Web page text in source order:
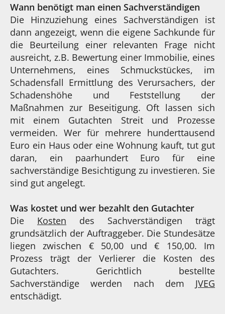
Wann benötigt man einen Sachverständigen
Die Hinzuziehung eines Sachverständigen ist
dann angezeigt, wenn die eigene Sachkunde für
die Beurteilung einer relevanten Frage nicht
ausreicht, z.B. Bewertung einer Immobilie, eines
Unternehmens, eines Schmuckstückes, im
Schadensfall Ermittlung des Verursachers, der
Schadenshöhe und Feststellung der
Maßnahmen zur Beseitigung. Oft lassen sich
mit einem Gutachten Streit und Prozesse
vermeiden. Wer für mehrere hunderttausend
Euro ein Haus oder eine Wohnung kauft, tut gut
daran, ein paarhundert Euro für eine
sachverständige Besichtigung zu investieren. Sie
sind gut angelegt.
Was kostet und wer bezahlt den Gutachter
Die Kosten des Sachverständigen trägt
grundsätzlich der Auftraggeber. Die Stundesätze
liegen zwischen € 50,00 und € 150,00. Im
Prozess trägt der Verlierer die Kosten des
Gutachters. Gerichtlich bestellte
Sachverständige werden nach dem JVEG
entschädigt.